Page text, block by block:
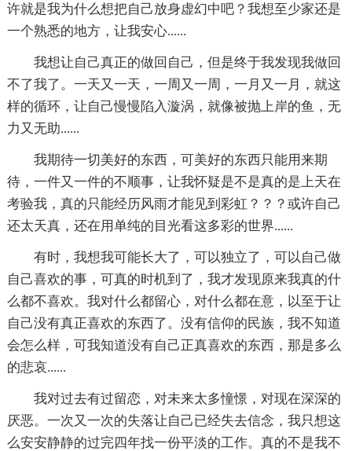
许就是我为什么想把自己放身虚幻中吧？我想至少家还是
一个熟悉的地方，让我安心......
我想让自己真正的做回自己，但是终于我发现我做回
不了我了。一天又一天，一周又一周，一月又一月，就这
样的循环，让自己慢慢陷入漩涡，就像被抛上岸的鱼，无
力又无助......
我期待一切美好的东西，可美好的东西只能用来期
待，一件又一件的不顺事，让我怀疑是不是真的是上天在
考验我，真的只能经历风雨才能见到彩虹？？？或许自己
还太天真，还在用单纯的目光看这多彩的世界......
有时，我想我可能长大了，可以独立了，可以自己做
自己喜欢的事，可真的时机到了，我才发现原来我真的什
么都不喜欢。我对什么都留心，对什么都在意，以至于让
自己没有真正喜欢的东西了。没有信仰的民族，我不知道
会怎么样，可我知道没有自己正真喜欢的东西，那是多么
的悲哀......
我对过去有过留恋，对未来太多憧憬，对现在深深的
厌恶。一次又一次的失落让自己已经失去信念，我只想这
么安安静静的过完四年找一份平淡的工作。真的不是我不